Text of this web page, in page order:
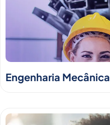
Engenharia Mecânica